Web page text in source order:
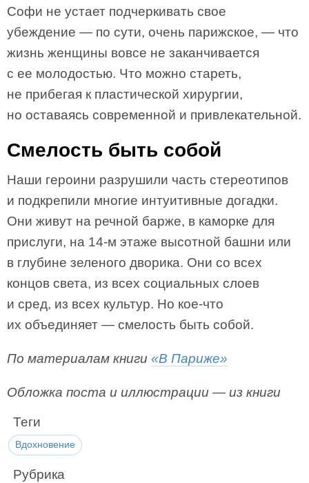
Софи не устает подчеркивать свое
убеждение — по сути, очень парижское, — что
жизнь женщины вовсе не заканчивается
с ее молодостью. Что можно стареть,
не прибегая к пластической хирургии,
но оставаясь современной и привлекательной.
Смелость быть собой
Наши героини разрушили часть стереотипов
и подкрепили многие интуитивные догадки.
Они живут на речной барже, в каморке для
прислуги, на 14-м этаже высотной башни или
в глубине зеленого дворика. Они со всех
концов света, из всех социальных слоев
и сред, из всех культур. Но кое-что
их объединяет — смелость быть собой.
По материалам книги «В Париже»
Обложка поста и иллюстрации — из книги
Теги
Вдохновение
Рубрика